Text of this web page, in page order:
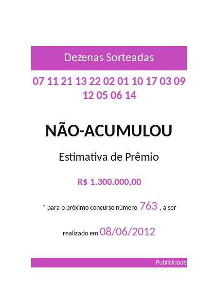
Dezenas Sorteadas
07 11 21 13 22 02 01 10 17 03 09
12 05 06 14
NÃO-ACUMULOU
Estimativa de Prêmio
R$ 1.300.000,00
* para o próximo concurso número763 , a ser
realizado em 08/06/2012
Publicidade